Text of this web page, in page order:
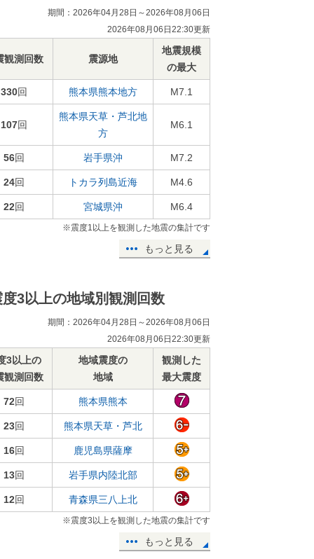
期間：2026年04月28日～2026年08月06日
2026年08月06日22:30更新
観測回数 震源地
地震規模
の最大
330回 熊本県熊本地方 M7.1
107回
熊本県天草・芦北地
方
M6.1
56回 岩手県沖 M7.2
24回 トカラ列島近海 M4.6
22回 宮城県沖 M6.4
※震度1以上を観測した地震の集計です
もっと見る
度3以上の地域別観測回数
期間：2026年04月28日～2026年08月06日
2026年08月06日22:30更新
3以上の
観測回数
地域震度の
地域
観測した
最大震度
72回 熊本県熊本
23回 熊本県天草・芦北
16回 鹿児島県薩摩
13回 岩手県内陸北部
12回 青森県三八上北
※震度3以上を観測した地震の集計です
もっと見る